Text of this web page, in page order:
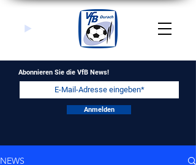
Abonnieren Sie die VfB News!
Anmelden
NEWS